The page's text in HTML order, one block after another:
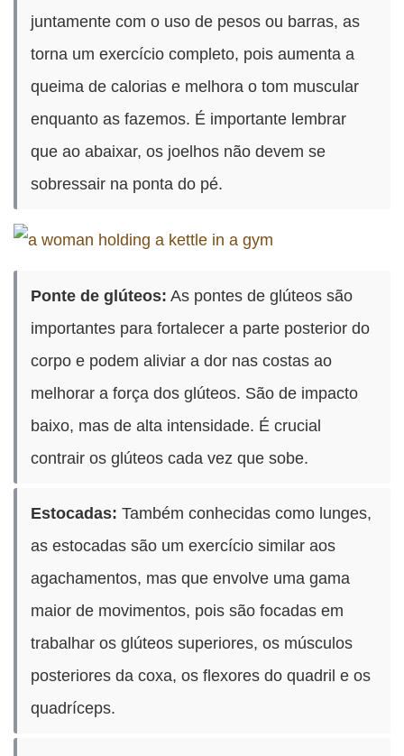
juntamente com o uso de pesos ou barras, as
torna um exercício completo, pois aumenta a
queima de calorias e melhora o tom muscular
enquanto as fazemos. É importante lembrar
que ao abaixar, os joelhos não devem se
sobressair na ponta do pé.
Ponte de glúteos: As pontes de glúteos são
importantes para fortalecer a parte posterior do
corpo e podem aliviar a dor nas costas ao
melhorar a força dos glúteos. São de impacto
baixo, mas de alta intensidade. É crucial
contrair os glúteos cada vez que sobe.
Estocadas: Também conhecidas como lunges,
as estocadas são um exercício similar aos
agachamentos, mas que envolve uma gama
maior de movimentos, pois são focadas em
trabalhar os glúteos superiores, os músculos
posteriores da coxa, os flexores do quadril e os
quadríceps.